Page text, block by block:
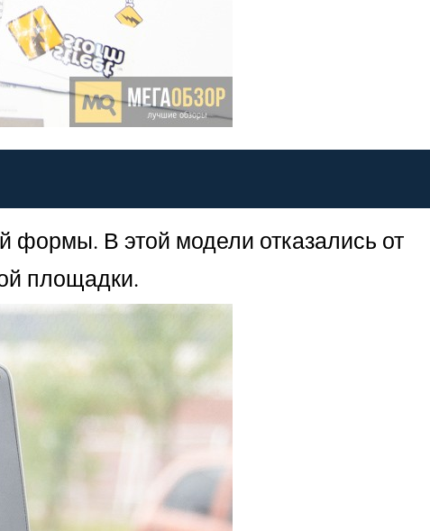
формы. В этой модели отказались от
площадки.